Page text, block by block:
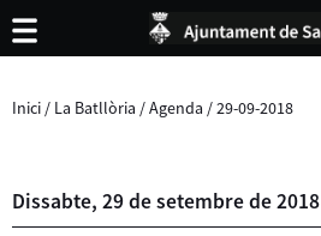
Inici / La Batllòria /Agenda /29-09-2018
Dissabte, 29desetembrede2018